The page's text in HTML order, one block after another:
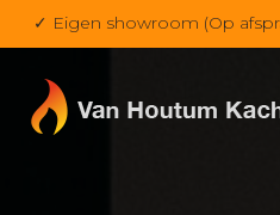
✓ Eigen showroom (Op